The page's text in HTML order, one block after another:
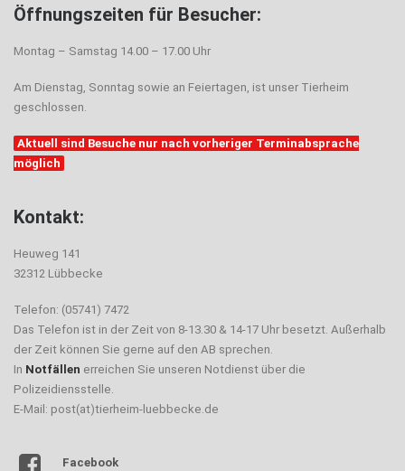
Öffnungszeiten für Besucher:
Montag – Samstag 14.00 – 17.00 Uhr
Am Dienstag, Sonntag sowie an Feiertagen, ist unser Tierheim
geschlossen.
Aktuell sind Besuche nur nach vorheriger Terminabsprache
möglich
Kontakt:
Heuweg 141
32312 Lübbecke
Telefon: (05741) 7472
Das Telefon ist in der Zeit von 8-13.30 & 14-17 Uhr besetzt. Außerhalb
der Zeit können Sie gerne auf den AB sprechen.
In Notfällen erreichen Sie unseren Notdienst über die
Polizeidiensstelle.
E-Mail: post(at)tierheim-luebbecke.de
Facebook